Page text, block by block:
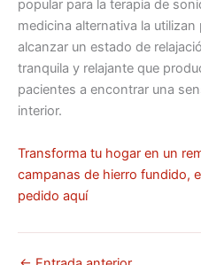
popular para la terapia de
medicina alternativa la
alcanzar un estado de
tranquila y relajante que
pacientes a encontrar una
interior.
Transforma tu hogar en un
campanas de hierro fundido,
pedido aquí